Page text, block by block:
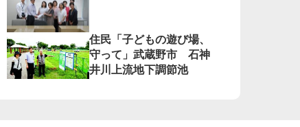
住民「子どもの遊び場、
守って」武蔵野市 石神
井川上流地下調節池